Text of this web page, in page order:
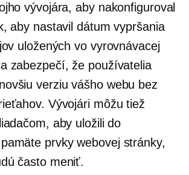
vývojára, aby nakonfiguroval
aby nastavil dátum vypršania
uložených vo vyrovnávacej
zabezpečí, že používatelia
verziu vášho webu bez
Vývojári môžu tiež
aby uložili do
prvky webovej stránky,
často meniť.